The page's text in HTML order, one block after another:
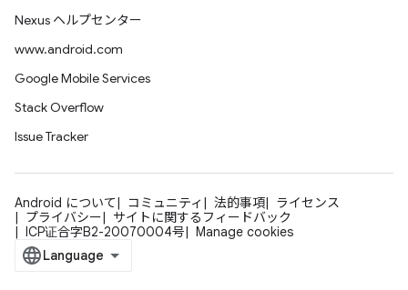
Nexus ヘルプセンター
www.android.com
Google Mobile Services
Stack Overflow
Issue Tracker
Android について コミュニティ 法的事項
ライセンス
プライバシー
サイトに関するフィードバック
ICP证合字B2-20070004号
Manage cookies